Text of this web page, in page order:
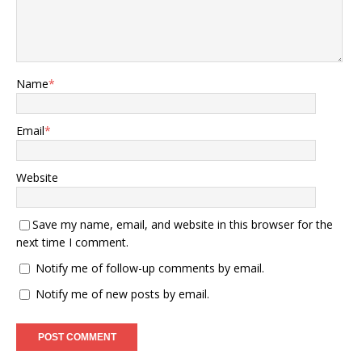
Name*
Email*
Website
Save my name, email, and website in this browser for the
next time I comment.
Notify me of follow-up comments by email.
Notify me of new posts by email.